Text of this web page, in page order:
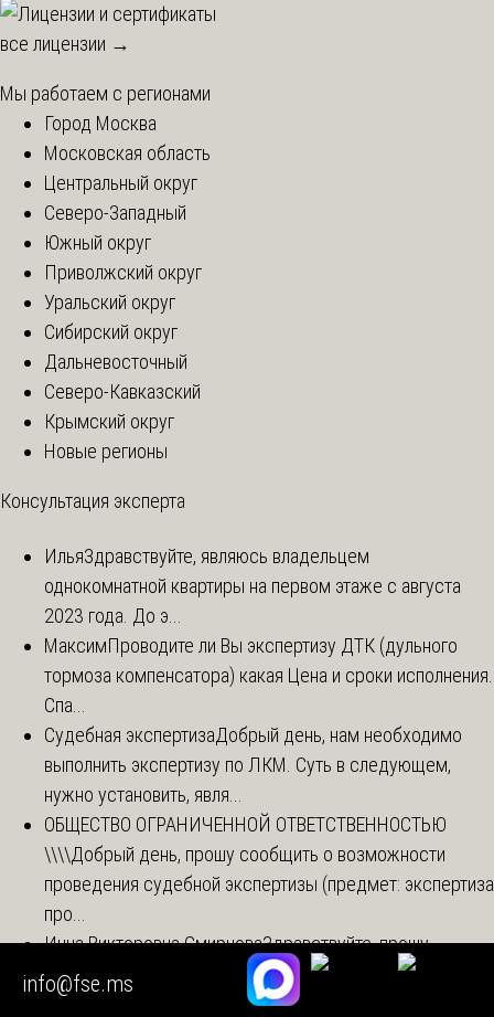
все лицензии →
Мы работаем с регионами
Город Москва
Московская область
Центральный округ
Северо-Западный
Южный округ
Приволжский округ
Уральский округ
Сибирский округ
Дальневосточный
Северо-Кавказский
Крымский округ
Новые регионы
Консультация эксперта
ИльяЗдравствуйте, являюсь владельцем
однокомнатной квартиры на первом этаже с августа
2023 года. До э...
МаксимПроводите ли Вы экспертизу ДТК (дульного
тормоза компенсатора) какая Цена и сроки исполнения.
Спа...
Судебная экспертизаДобрый день, нам необходимо
выполнить экспертизу по ЛКМ. Суть в следующем,
нужно установить, явля...
ОБЩЕСТВО ОГРАНИЧЕННОЙ ОТВЕТСТВЕННОСТЬЮ
\\\\Добрый день, прошу сообщить о возможности
проведения судебной экспертизы (предмет: экспертиза
про...
Инна Викторовна СмирноваЗдравствуйте, прошу
связаться со мной во вопросу возможности
проведения судебной комплексной меди...
info@fse.ms